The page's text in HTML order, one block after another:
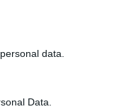
data.
Data.
ή προσθέστε μας